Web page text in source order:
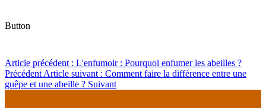
Button
Article précédent : L'enfumoir : Pourquoi enfumer les abeilles ?
Précédent Article suivant : Comment faire la différence entre une
guêpe et une abeille ? Suivant